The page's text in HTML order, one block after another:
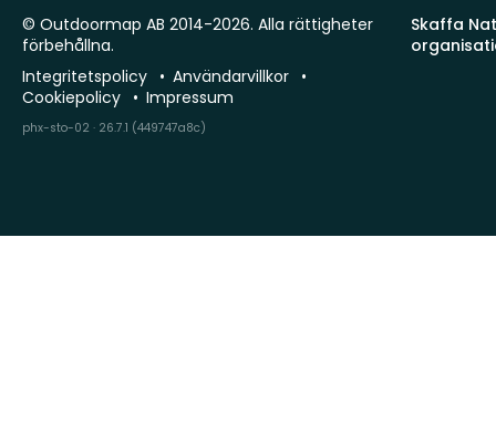
Skaffa
© Outdoormap AB 2014-2026. Alla rättigheter
förbehållna.
Integritetspolicy
Användarvillkor
Cookiepolicy
Impressum
phx-sto-02 · 26.7.1 (449747a8c)